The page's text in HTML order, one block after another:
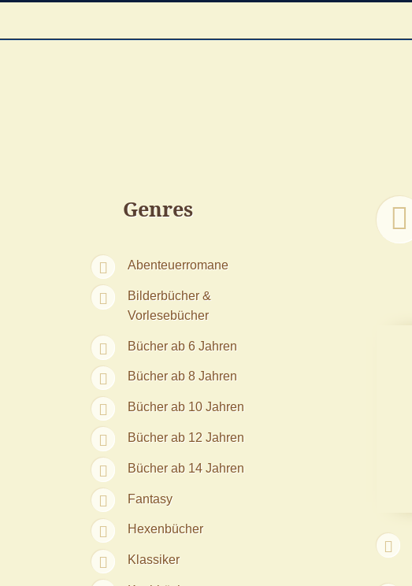
Genres
Abenteuerromane
Bilderbücher &
Vorlesebücher
Bücher ab 6 Jahren
Bücher ab 8 Jahren
Bücher ab 10 Jahren
Bücher ab 12 Jahren
Bücher ab 14 Jahren
Fantasy
Hexenbücher
Klassiker